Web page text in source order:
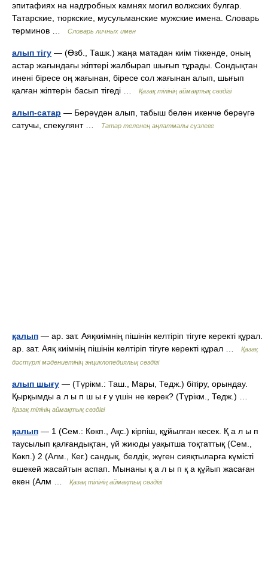
эпитафиях на надгробных камнях могил волжских булгар.
Татарские, тюркские, мусульманские мужские имена. Словарь
терминов …
Словарь личных имен
алып тігу — (Өзб., Ташк.) жаңа матадан киім тіккенде, оның
астар жағындағы жіптері жалбырап шығып тұрады. Сондықтан
инені біресе оң жағынан, біресе сол жағынан алып, шығып
қалған жіптерін басып тігеді …
Қазақ тілінің аймақтық сөздігі
алып-сатар — Берәүдән алып, табыш белән икенче берәүгә
сатучы, спекулянт …
Татар теленең аңлатмалы сүзлеге
қалып — ар. зат. Аяқкиімнің пішінін келтіріп тігуге керекті құрал.
ар. зат. Аяқ киімнің пішінін келтіріп тігуге керекті құрал …
Қазақ
дәстүрлі мәдениетінің энциклопедиялық сөздігі
алып шығу — (Түрікм.: Таш., Мары, Тедж.) бітіру, орындау.
Қырқымды а л ы п ш ы ғ у үшін не керек? (Түрікм., Тедж.) …
Қазақ тілінің аймақтық сөздігі
қалып — 1 (Сем.: Көкп., Ақс.) кірпіш, құйылған кесек. Қ а л ы п
таусылып қалғандықтан, үй жиюды уақытша тоқтаттық (Сем.,
Көкп.) 2 (Алм., Кег.) сандық, белдік, жүген сияқтыларға күмісті
әшекей жасайтын аспап. Мынаны қ а л ы п қ а құйып жасаған
екен (Алм …
Қазақ тілінің аймақтық сөздігі